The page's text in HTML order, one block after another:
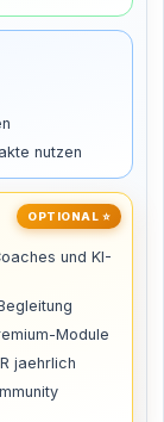
nutzen
OPTIONAL ⭐
und KI-
Module
jaehrlich